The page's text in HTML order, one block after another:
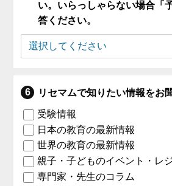
い。いらっしゃらない場合「
答ください。
リセマムで知りたい情報をお
受験情報
日本の教育の最新情報
世界の教育の最新情報
親子・子どものイベント・レ
専門家・先生のコラム